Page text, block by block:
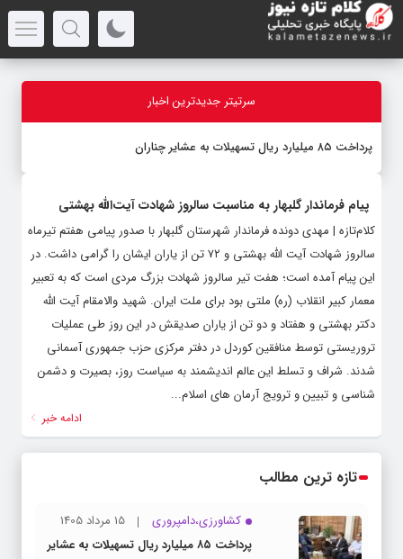
سرتیتر جدیدترین اخبار
پرداخت ۸۵ میلیارد ریال تسهیلات به عشایر چناران
پیام فرماندار گلبهار به مناسبت سالروز شهادت آیت‌الله بهشتی
کلام‌تازه | مهدی دونده فرماندار شهرستان گلبهار با صدور پیامی هفتم تیرماه
سالروز شهادت آیت الله بهشتی و ۷۲ تن از یاران ایشان را گرامی داشت. در
این پیام آمده است؛ هفت تیر سالروز شهادت بزرگ مردی است که به تعبیر
معمار کبیر انقلاب (ره) ملتی بود برای ملت ایران. شهید والامقام آیت الله
دکتر بهشتی و هفتاد و دو تن از یاران صدیقش در این روز طی عملیات
تروریستی توسط منافقین کوردل در دفتر مرکزی حزب جمهوری آسمانی
شدند. شراف و تسلط این عالم اندیشمند به سیاست روز، بصیرت و دشمن
شناسی و تبیین و ترویج آرمان های اسلام...
ادامه خبر
تازه ترین مطالب
کشاورزی،دامپروری
15 مرداد 1405
پرداخت ۸۵ میلیارد ریال تسهیلات به عشایر